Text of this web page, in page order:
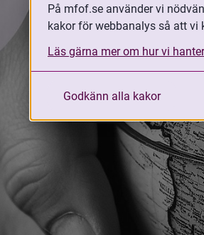
På mfof.se använder vi
kakor för webbanalys så att
Läs gärna mer om hur vi
Godkänn alla kakor